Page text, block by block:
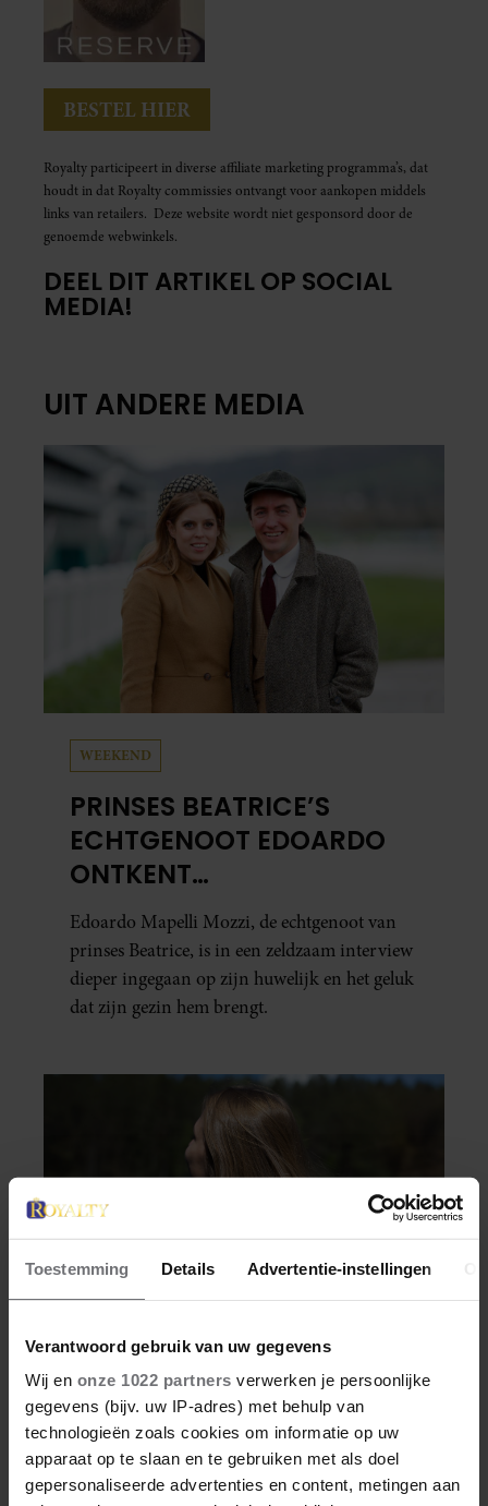
Toestemming Details Advertentie-instellingen
Verantwoord gebruik van uw gegevens
Wij en onze 1022 partners verwerken je persoonlijke
gegevens (bijv. uw IP-adres) met behulp van
technologieën zoals cookies om informatie op uw
apparaat op te slaan en te gebruiken met als doel
gepersonaliseerde advertenties en content, metingen aan
BESTEL HIER
Royalty participeert in diverse affiliate marketing programma’s, dat
houdt in dat Royalty commissies ontvangt voor aankopen middels
links van retailers. Deze website wordt niet gesponsord door de
genoemde webwinkels.
DEEL DIT ARTIKEL OP SOCIAL
MEDIA!
UIT ANDERE MEDIA
WEEKEND
PRINSES BEATRICE’S
ECHTGENOOT EDOARDO
ONTKENT
HUWELIJKSPROBLEMEN
Edoardo Mapelli Mozzi, de echtgenoot van
prinses Beatrice, is in een zeldzaam interview
dieper ingegaan op zijn huwelijk en het geluk
dat zijn gezin hem brengt.
VRIENDIN
SASKIA: ‘IK HOOR HEM
OOK ZWAAR ADEMEN. HET